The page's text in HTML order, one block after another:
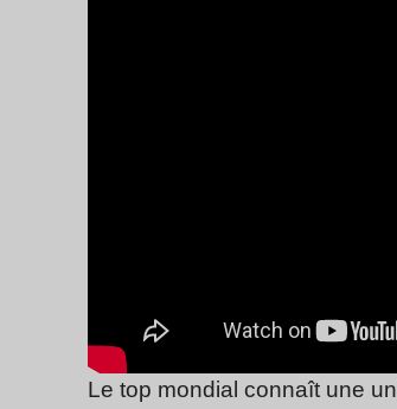
Le top mondial connaît une